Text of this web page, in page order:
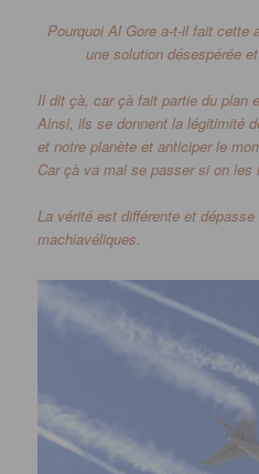
Pourquoi Al Gore a-t-il fait cette
une solution désespérée
Il dit çà, car çà fait partie du plan
Ainsi, ils se donnent la légitimité
et notre planète et anticiper le
Car çà va mal se passer si on les
La vérité est différente et
machiavéliques.